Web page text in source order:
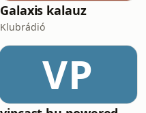
Galaxis kalauz
Klubrádió
VP